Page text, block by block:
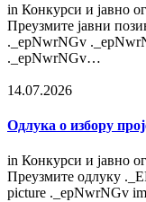
in Конкурси и јавно
Преузмите јавни
._epNwrNGv
._epNwrNGv…
14.07.2026
Одлука о избору
in Конкурси и јавно
Преузмите одлуку
picture ._epNwrNGv